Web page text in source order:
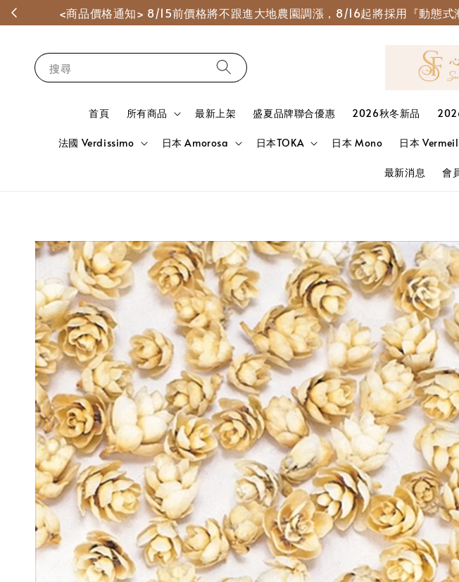
<商品價格通知> 8/15前價格將不跟進大地農園調漲，8/16起將採用『動態
搜尋
首頁 所有商品 最新上架 盛夏品牌聯合優惠 2026秋冬新品
法國 Verdissimo 日本 Amorosa 日本TOKA 日本 Mono 日本
最新消息 會